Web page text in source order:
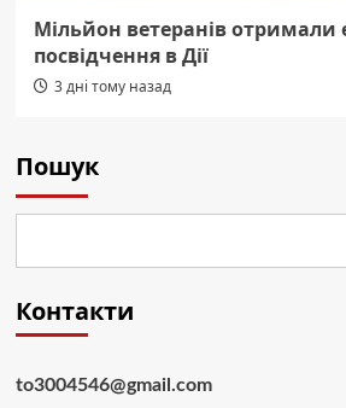
Мільйон ветеранів отримали
посвідчення в Дії
3 дні тому назад
Пошук
Контакти
to3004546@gmail.com